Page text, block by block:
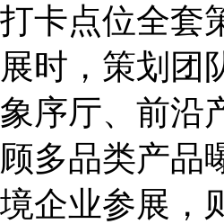
卡点位全套
时，策划团
序厅、前沿
多品类产品
企业参展，